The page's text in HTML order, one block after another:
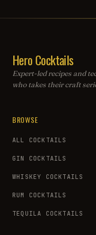
Hero Cocktails
Expert-led recipes and
who takes their craft
BROWSE
ALL COCKTAILS
GIN COCKTAILS
WHISKEY COCKTAILS
RUM COCKTAILS
TEQUILA COCKTAILS